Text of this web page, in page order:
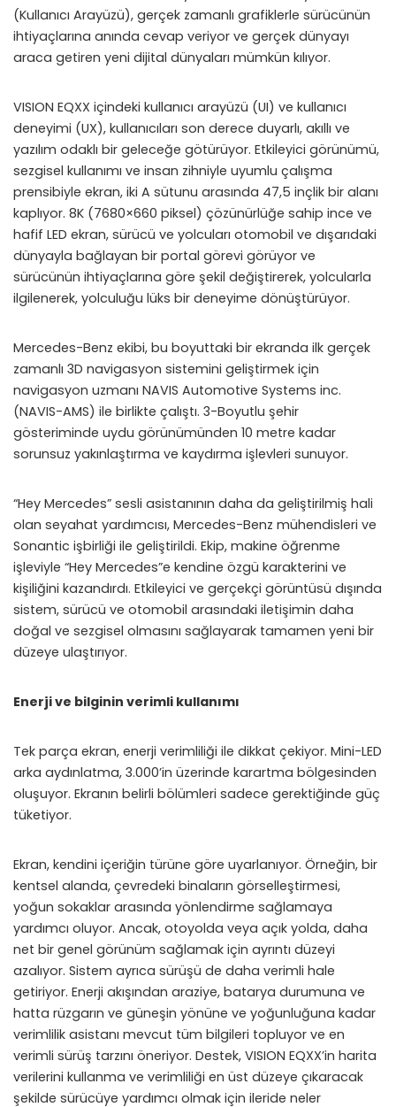
(Kullanıcı Arayüzü), gerçek zamanlı grafiklerle sürücünün
ihtiyaçlarına anında cevap veriyor ve gerçek dünyayı
araca getiren yeni dijital dünyaları mümkün kılıyor.
VISION EQXX içindeki kullanıcı arayüzü (UI) ve kullanıcı
deneyimi (UX), kullanıcıları son derece duyarlı, akıllı ve
yazılım odaklı bir geleceğe götürüyor. Etkileyici görünümü,
sezgisel kullanımı ve insan zihniyle uyumlu çalışma
prensibiyle ekran, iki A sütunu arasında 47,5 inçlik bir alanı
kaplıyor. 8K (7680×660 piksel) çözünürlüğe sahip ince ve
hafif LED ekran, sürücü ve yolcuları otomobil ve dışarıdaki
dünyayla bağlayan bir portal görevi görüyor ve
sürücünün ihtiyaçlarına göre şekil değiştirerek, yolcularla
ilgilenerek, yolculuğu lüks bir deneyime dönüştürüyor.
Mercedes-Benz ekibi, bu boyuttaki bir ekranda ilk gerçek
zamanlı 3D navigasyon sistemini geliştirmek için
navigasyon uzmanı NAVIS Automotive Systems inc.
(NAVIS-AMS) ile birlikte çalıştı. 3-Boyutlu şehir
gösteriminde uydu görünümünden 10 metre kadar
sorunsuz yakınlaştırma ve kaydırma işlevleri sunuyor.
“Hey Mercedes” sesli asistanının daha da geliştirilmiş hali
olan seyahat yardımcısı, Mercedes-Benz mühendisleri ve
Sonantic işbirliği ile geliştirildi. Ekip, makine öğrenme
işleviyle “Hey Mercedes”e kendine özgü karakterini ve
kişiliğini kazandırdı. Etkileyici ve gerçekçi görüntüsü dışında
sistem, sürücü ve otomobil arasındaki iletişimin daha
doğal ve sezgisel olmasını sağlayarak tamamen yeni bir
düzeye ulaştırıyor.
Enerji ve bilginin verimli kullanımı
Tek parça ekran, enerji verimliliği ile dikkat çekiyor. Mini-LED
arka aydınlatma, 3.000’in üzerinde karartma bölgesinden
oluşuyor. Ekranın belirli bölümleri sadece gerektiğinde güç
tüketiyor.
Ekran, kendini içeriğin türüne göre uyarlanıyor. Örneğin, bir
kentsel alanda, çevredeki binaların görselleştirmesi,
yoğun sokaklar arasında yönlendirme sağlamaya
yardımcı oluyor. Ancak, otoyolda veya açık yolda, daha
net bir genel görünüm sağlamak için ayrıntı düzeyi
azalıyor. Sistem ayrıca sürüşü de daha verimli hale
getiriyor. Enerji akışından araziye, batarya durumuna ve
hatta rüzgarın ve güneşin yönüne ve yoğunluğuna kadar
verimlilik asistanı mevcut tüm bilgileri topluyor ve en
verimli sürüş tarzını öneriyor. Destek, VISION EQXX’in harita
verilerini kullanma ve verimliliği en üst düzeye çıkaracak
şekilde sürücüye yardımcı olmak için ileride neler